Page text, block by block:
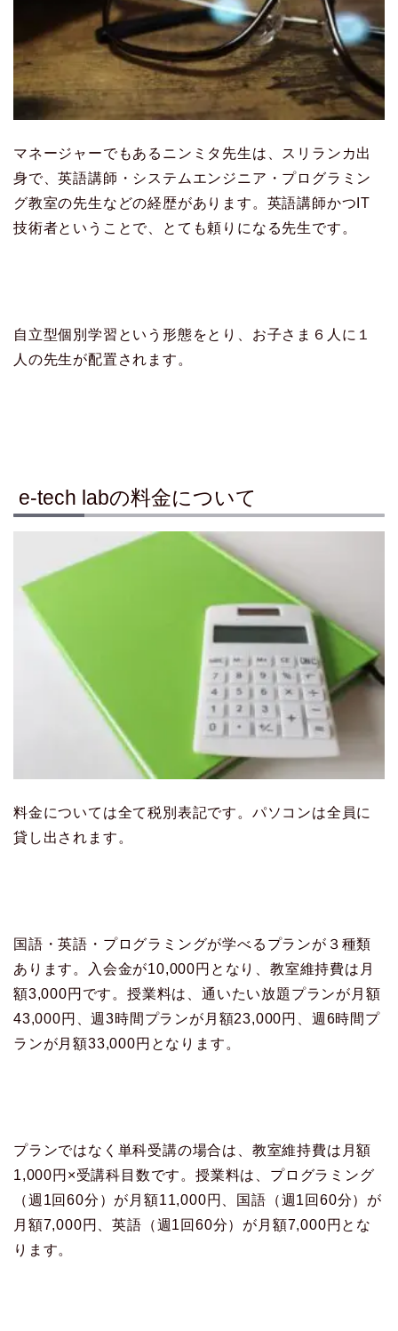
マネージャーでもあるニンミタ先生は、スリランカ出
身で、英語講師・システムエンジニア・プログラミン
グ教室の先生などの経歴があります。英語講師かつIT
技術者ということで、とても頼りになる先生です。
自立型個別学習という形態をとり、お子さま６人に１
人の先生が配置されます。
e-tech labの料金について
料金については全て税別表記です。パソコンは全員に
貸し出されます。
国語・英語・プログラミングが学べるプランが３種類
あります。入会金が10,000円となり、教室維持費は月
額3,000円です。授業料は、通いたい放題プランが月額
43,000円、週3時間プランが月額23,000円、週6時間プ
ランが月額33,000円となります。
プランではなく単科受講の場合は、教室維持費は月額
1,000円×受講科目数です。授業料は、プログラミング
（週1回60分）が月額11,000円、国語（週1回60分）が
月額7,000円、英語（週1回60分）が月額7,000円とな
ります。